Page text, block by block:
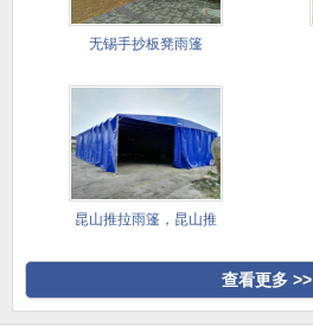
无锡手抄板凳雨篷
昆山推拉雨篷，昆山推
查看更多 >>